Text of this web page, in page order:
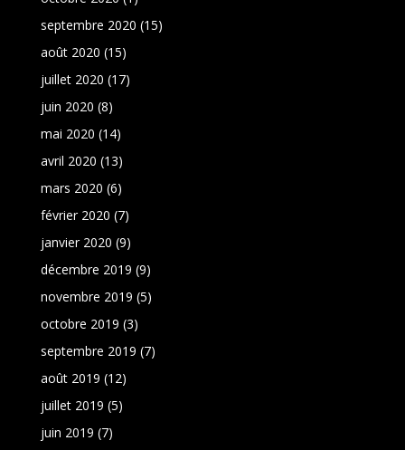
septembre 2020 (15)
août 2020 (15)
juillet 2020 (17)
juin 2020 (8)
mai 2020 (14)
avril 2020 (13)
mars 2020 (6)
février 2020 (7)
janvier 2020 (9)
décembre 2019 (9)
novembre 2019 (5)
octobre 2019 (3)
septembre 2019 (7)
août 2019 (12)
juillet 2019 (5)
juin 2019 (7)